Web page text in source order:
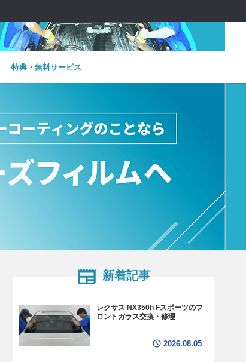
特典・無料サービス
新着記事
レクサス NX350h Fスポーツのフ
ロントガラス交換・修理
2026.08.05